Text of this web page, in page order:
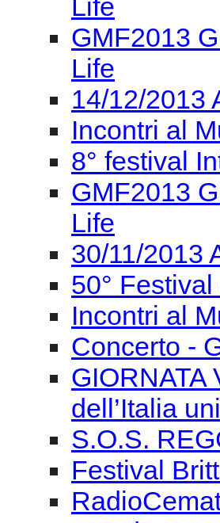
Life
GMF2013
Life
14/12/2013
Incontri al
8° festival
GMF2013
Life
30/11/2013
50°
Incontri al
Concerto -
GIORNATA
dell’Italia
S.O.S.
Festival